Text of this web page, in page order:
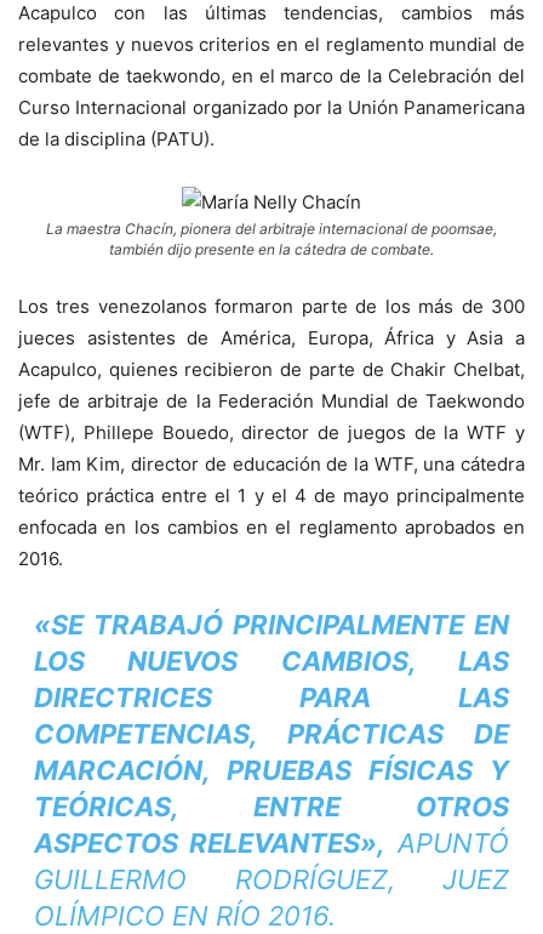
Acapulco con las últimas tendencias, cambios más
relevantes y nuevos criterios en el reglamento mundial de
combate de taekwondo, en el marco de la Celebración del
Curso Internacional organizado por la Unión Panamericana
de la disciplina (PATU).
La maestra Chacín, pionera del arbitraje internacional de poomsae,
también dijo presente en la cátedra de combate.
Los tres venezolanos formaron parte de los más de 300
jueces asistentes de América, Europa, África y Asia a
Acapulco, quienes recibieron de parte de Chakir Chelbat,
jefe de arbitraje de la Federación Mundial de Taekwondo
(WTF), Phillepe Bouedo, director de juegos de la WTF y
Mr. Iam Kim, director de educación de la WTF, una cátedra
teórico práctica entre el 1 y el 4 de mayo principalmente
enfocada en los cambios en el reglamento aprobados en
2016.
«SE TRABAJÓ PRINCIPALMENTE EN
LOS NUEVOS CAMBIOS, LAS
DIRECTRICES PARA LAS
COMPETENCIAS, PRÁCTICAS DE
MARCACIÓN, PRUEBAS FÍSICAS Y
TEÓRICAS, ENTRE OTROS
ASPECTOS RELEVANTES», APUNTÓ
GUILLERMO RODRÍGUEZ, JUEZ
OLÍMPICO EN RÍO 2016.